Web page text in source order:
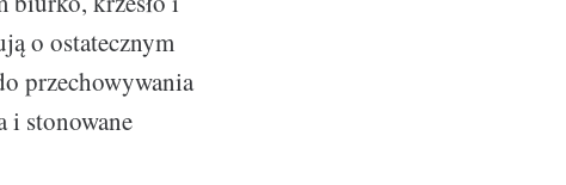
o ostatecznym
przechowywania
i stonowane